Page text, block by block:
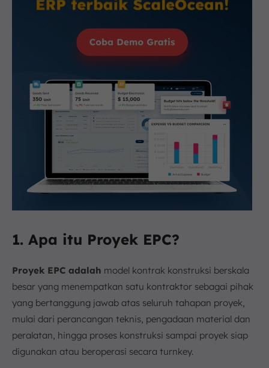
1. Apa itu Proyek EPC?
Proyek EPC adalah model kontrak konstruksi berskala
besar yang menempatkan satu kontraktor sebagai pihak
yang bertanggung jawab atas seluruh tahapan proyek,
mulai dari perancangan teknis, pengadaan material dan
peralatan, hingga proses konstruksi sampai proyek siap
digunakan atau beroperasi secara turnkey.